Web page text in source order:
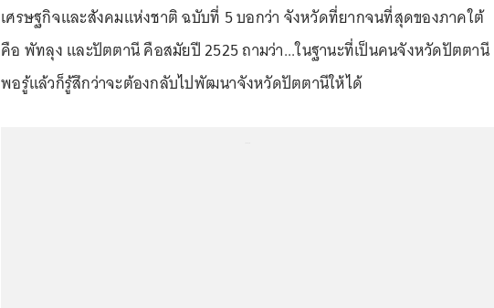
เศรษฐกิจและสังคมแห่งชาติ ฉบับที่ 5 บอกว่า จังหวัดที่ยากจนที่สุดของภาคใต้
คือ พัทลุง และปัตตานี คือสมัยปี 2525 ถามว่า...ในฐานะที่เป็นคนจังหวัดปัตตานี
พอรู้แล้วก็รู้สึกว่าจะต้องกลับไปพัฒนาจังหวัดปัตตานีให้ได้